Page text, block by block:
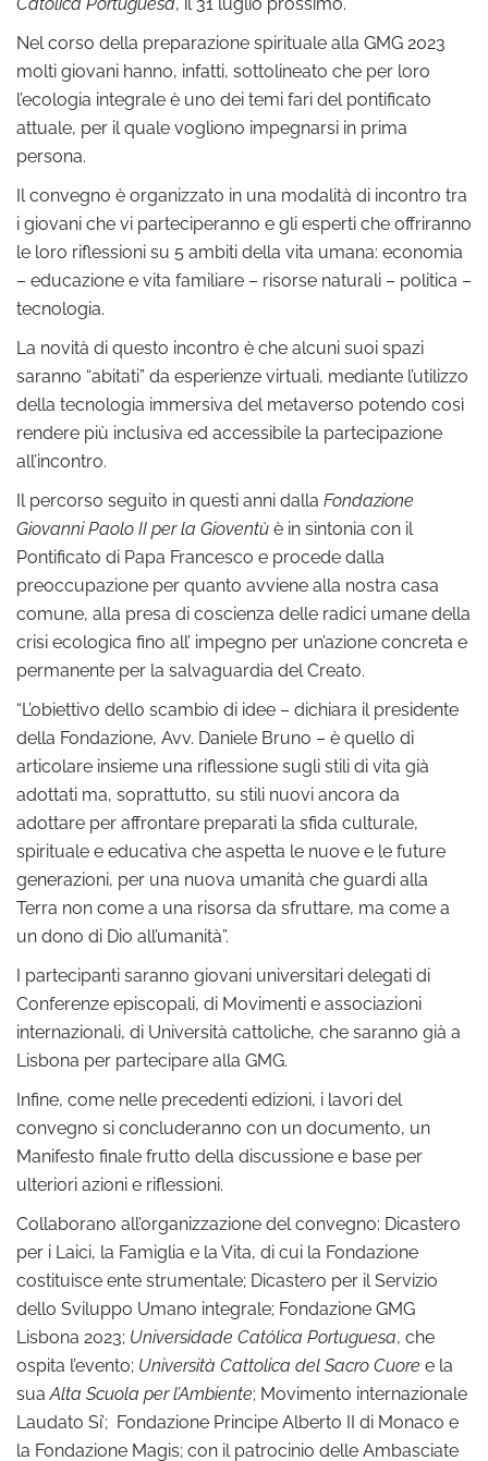
Nel corso della preparazione spirituale alla GMG 2023
molti giovani hanno, infatti, sottolineato che per loro
l’ecologia integrale è uno dei temi fari del pontificato
attuale, per il quale vogliono impegnarsi in prima
persona.
Il convegno è organizzato in una modalità di incontro tra
i giovani che vi parteciperanno e gli esperti che offriranno
le loro riflessioni su 5 ambiti della vita umana: economia
– educazione e vita familiare – risorse naturali – politica –
tecnologia.
La novità di questo incontro è che alcuni suoi spazi
saranno “abitati” da esperienze virtuali, mediante l’utilizzo
della tecnologia immersiva del metaverso potendo così
rendere più inclusiva ed accessibile la partecipazione
all’incontro.
Il percorso seguito in questi anni dalla Fondazione
Giovanni Paolo II per la Gioventùè in sintonia con il
Pontificato di Papa Francesco e procede dalla
preoccupazione per quanto avviene alla nostra casa
comune, alla presa di coscienza delle radici umane della
crisi ecologica fino all’ impegno per un’azione concreta e
permanente per la salvaguardia del Creato.
“L’obiettivo dello scambio di idee – dichiara il presidente
della Fondazione, Avv. Daniele Bruno – è quello di
articolare insieme una riflessione sugli stili di vita già
adottati ma, soprattutto, su stili nuovi ancora da
adottare per affrontare preparati la sfida culturale,
spirituale e educativa che aspetta le nuove e le future
generazioni, per una nuova umanità che guardi alla
Terra non come a una risorsa da sfruttare, ma come a
un dono di Dio all’umanità”.
I partecipanti saranno giovani universitari delegati di
Conferenze episcopali, di Movimenti e associazioni
internazionali, di Università cattoliche, che saranno già a
Lisbona per partecipare alla GMG.
Infine, come nelle precedenti edizioni, i lavori del
convegno si concluderanno con un documento, un
Manifesto finale frutto della discussione e base per
ulteriori azioni e riflessioni.
Collaborano all’organizzazione del convegno: Dicastero
per i Laici, la Famiglia e la Vita, di cui la Fondazione
costituisce ente strumentale; Dicastero per il Servizio
dello Sviluppo Umano integrale; Fondazione GMG
Lisbona 2023; Universidade Católica Portuguesa, che
ospita l’evento; Università Cattolica del Sacro Cuore e la
suaAlta Scuola per l’Ambiente; Movimento internazionale
Laudato Si’; Fondazione Principe Alberto II di Monaco e
la Fondazione Magis; con il patrocinio delle Ambasciate